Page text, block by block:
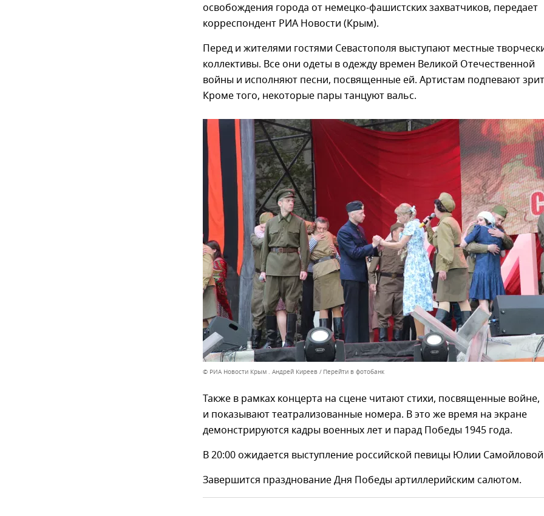
освобождения города от немецко-фашистских захватчиков, передает
корреспондент РИА Новости (Крым).
Перед и жителями гостями Севастополя выступают местные
коллективы. Все они одеты в одежду времен Великой Отечественной
войны и исполняют песни, посвященные ей. Артистам подпевают
Кроме того, некоторые пары танцуют вальс.
© РИА Новости Крым . Андрей Киреев Перейти в фотобанк
Также в рамках концерта на сцене читают стихи, посвященные войне,
и показывают театрализованные номера. В это же время на экране
демонстрируются кадры военных лет и парад Победы 1945 года.
В 20:00 ожидается выступление российской певицы Юлии
Завершится празднование Дня Победы артиллерийским салютом.